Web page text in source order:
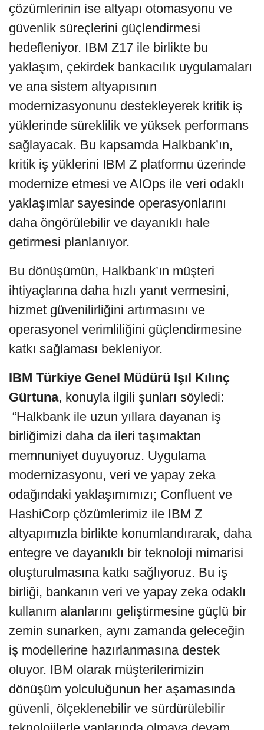
çözümlerinin ise altyapı otomasyonu ve
güvenlik süreçlerini güçlendirmesi
hedefleniyor. IBM Z17 ile birlikte bu
yaklaşım, çekirdek bankacılık uygulamaları
ve ana sistem altyapısının
modernizasyonunu destekleyerek kritik iş
yüklerinde süreklilik ve yüksek performans
sağlayacak. Bu kapsamda Halkbank’ın,
kritik iş yüklerini IBM Z platformu üzerinde
modernize etmesi ve AIOps ile veri odaklı
yaklaşımlar sayesinde operasyonlarını
daha öngörülebilir ve dayanıklı hale
getirmesi planlanıyor.
Bu dönüşümün, Halkbank’ın müşteri
ihtiyaçlarına daha hızlı yanıt vermesini,
hizmet güvenilirliğini artırmasını ve
operasyonel verimliliğini güçlendirmesine
katkı sağlaması bekleniyor.
IBM Türkiye Genel Müdürü Işıl Kılınç
Gürtuna, konuyla ilgili şunları söyledi:
“Halkbank ile uzun yıllara dayanan iş
birliğimizi daha da ileri taşımaktan
memnuniyet duyuyoruz. Uygulama
modernizasyonu, veri ve yapay zeka
odağındaki yaklaşımımızı; Confluent ve
HashiCorp çözümlerimiz ile IBM Z
altyapımızla birlikte konumlandırarak, daha
entegre ve dayanıklı bir teknoloji mimarisi
oluşturulmasına katkı sağlıyoruz. Bu iş
birliği, bankanın veri ve yapay zeka odaklı
kullanım alanlarını geliştirmesine güçlü bir
zemin sunarken, aynı zamanda geleceğin
iş modellerine hazırlanmasına destek
oluyor. IBM olarak müşterilerimizin
dönüşüm yolculuğunun her aşamasında
güvenli, ölçeklenebilir ve sürdürülebilir